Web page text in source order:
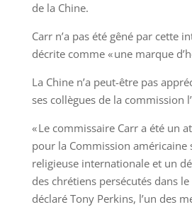
de la Chine.
Carr n’a pas été gêné par cette
décrite comme « une marque
La Chine n’a peut-être pas
ses collègues de la commission
« Le commissaire Carr a été un
pour la Commission américaine
religieuse internationale et un
des chrétiens persécutés dans
déclaré Tony Perkins, l’un des